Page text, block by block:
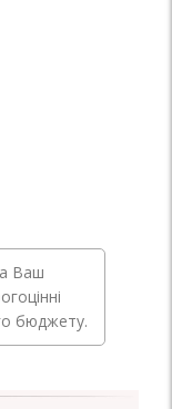
Ваш
бюджету.